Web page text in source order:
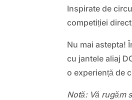
Inspirate de
competiției
Nu mai astepta!
cu jantele aliaj
o experiență de
Notă: Vă rugăm